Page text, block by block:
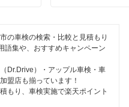
の車検の検索・比較と見積もり
語集や、おすすめキャンペーン
Dr.Drive）・アップル車検・車
盟店も揃っています！
もり、車検実施で楽天ポイント